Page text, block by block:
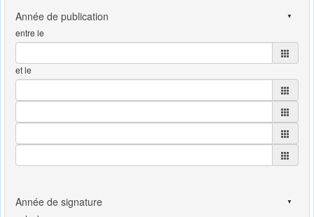
entre le
et le